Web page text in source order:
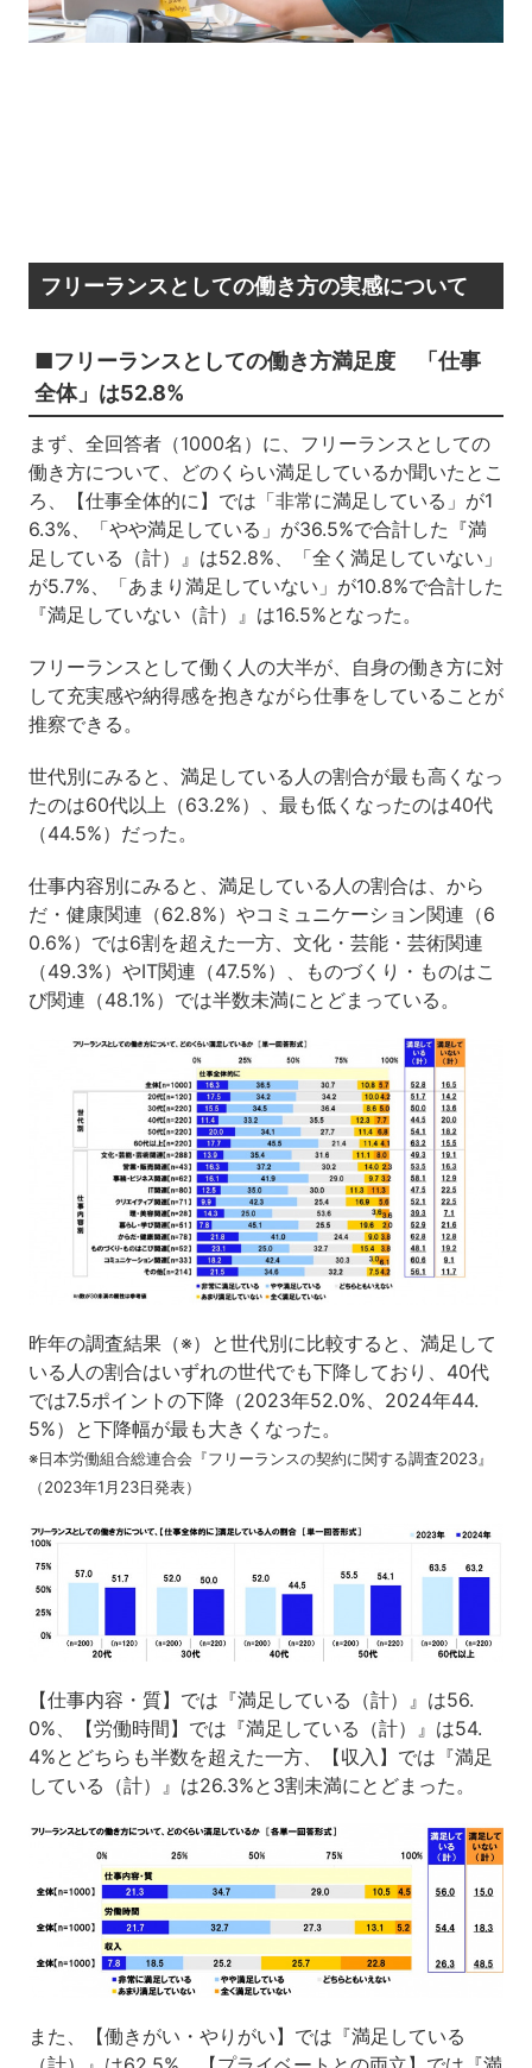
フリーランスとしての働き方の実感について
■フリーランスとしての働き方満足度 「仕事
全体」は52.8%
まず、全回答者（1000名）に、フリーランスとしての
働き方について、どのくらい満足しているか聞いたとこ
ろ、【仕事全体的に】では「非常に満足している」が1
6.3%、「やや満足している」が36.5%で合計した『満
足している（計）』は52.8%、「全く満足していない」
が5.7%、「あまり満足していない」が10.8%で合計した
『満足していない（計）』は16.5%となった。
フリーランスとして働く人の大半が、自身の働き方に対
して充実感や納得感を抱きながら仕事をしていることが
推察できる。
世代別にみると、満足している人の割合が最も高くなっ
たのは60代以上（63.2%）、最も低くなったのは40代
（44.5%）だった。
仕事内容別にみると、満足している人の割合は、から
だ・健康関連（62.8%）やコミュニケーション関連（6
0.6%）では6割を超えた一方、文化・芸能・芸術関連
（49.3%）やIT関連（47.5%）、ものづくり・ものはこ
び関連（48.1%）では半数未満にとどまっている。
昨年の調査結果（※）と世代別に比較すると、満足して
いる人の割合はいずれの世代でも下降しており、40代
では7.5ポイントの下降（2023年52.0%、2024年44.
5%）と下降幅が最も大きくなった。
※日本労働組合総連合会『フリーランスの契約に関する調査2023』
（2023年1月23日発表）
【仕事内容・質】では『満足している（計）』は56.
0%、【労働時間】では『満足している（計）』は54.
4%とどちらも半数を超えた一方、【収入】では『満足
している（計）』は26.3%と3割未満にとどまった。
また、【働きがい・やりがい】では『満足している